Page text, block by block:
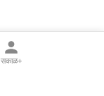
सकाळ+